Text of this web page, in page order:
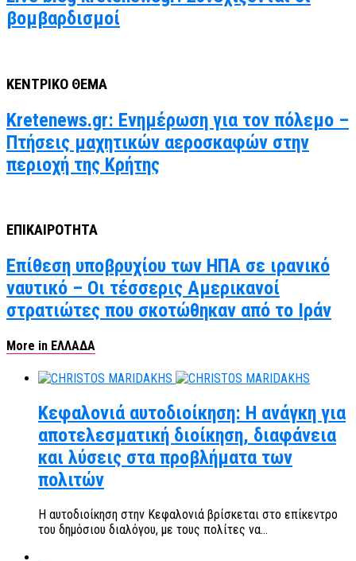
βομβαρδισμοί
ΚΕΝΤΡΙΚΟ ΘΕΜΑ
Kretenews.gr: Ενημέρωση για τον πόλεμο –
Πτήσεις μαχητικών αεροσκαφών στην
περιοχή της Κρήτης
ΕΠΙΚΑΙΡΟΤΗΤΑ
Επίθεση υποβρυχίου των ΗΠΑ σε ιρανικό
ναυτικό – Οι τέσσερις Αμερικανοί
στρατιώτες που σκοτώθηκαν από το Ιράν
More in ΕΛΛΑΔΑ
Κεφαλονιά αυτοδιοίκηση: Η ανάγκη για
αποτελεσματική διοίκηση, διαφάνεια
και λύσεις στα προβλήματα των
πολιτών
Η αυτοδιοίκηση στην Κεφαλονιά βρίσκεται στο επίκεντρο
του δημόσιου διαλόγου, με τους πολίτες να...